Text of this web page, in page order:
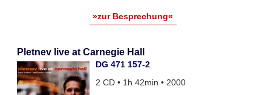
»zur Besprechung«
Pletnev live at Carnegie Hall
DG 471 157-2
2 CD • 1h 42min • 2000